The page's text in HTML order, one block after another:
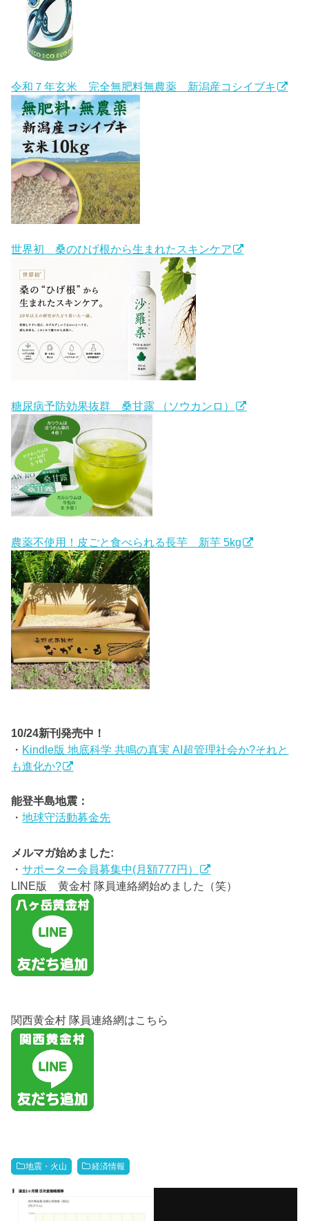
令和７年玄米 完全無肥料無農薬 新潟産コシイブキ
世界初 桑のひげ根から生まれたスキンケア
糖尿病予防効果抜群 桑甘露 （ソウカンロ）
農薬不使用！皮ごと食べられる長芋 新芋 5kg
10/24新刊発売中！
・ Kindle版 地底科学 共鳴の真実 AI超管理社会か?それと
も進化か?
能登半島地震：
・地球守活動募金先
メルマガ始めました:
・サポーター会員募集中(月額777円）
LINE版 黄金村 隊員連絡網始めました（笑）
関西黄金村 隊員連絡網はこちら
地震・火山 経済情報